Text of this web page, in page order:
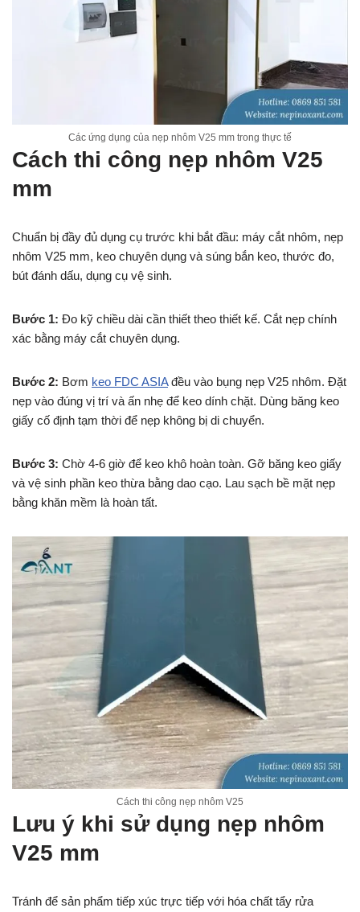
Các ứng dụng của nẹp nhôm V25 mm trong thực tế
Cách thi công nẹp nhôm V25
mm
Chuẩn bị đầy đủ dụng cụ trước khi bắt đầu: máy cắt nhôm, nẹp
nhôm V25 mm, keo chuyên dụng và súng bắn keo, thước đo,
bút đánh dấu, dụng cụ vệ sinh.
Bước 1: Đo kỹ chiều dài cần thiết theo thiết kế. Cắt nẹp chính
xác bằng máy cắt chuyên dụng.
Bước 2: Bơm keo FDC ASIAđều vào bụng nẹp V25 nhôm. Đặt
nẹp vào đúng vị trí và ấn nhẹ để keo dính chặt. Dùng băng keo
giấy cố định tạm thời để nẹp không bị di chuyển.
Bước 3: Chờ 4-6 giờ để keo khô hoàn toàn. Gỡ băng keo giấy
và vệ sinh phần keo thừa bằng dao cạo. Lau sạch bề mặt nẹp
bằng khăn mềm là hoàn tất.
Cách thi công nẹp nhôm V25
Lưu ý khi sử dụng nẹp nhôm
V25 mm
Tránh để sản phẩm tiếp xúc trực tiếp với hóa chất tẩy rửa